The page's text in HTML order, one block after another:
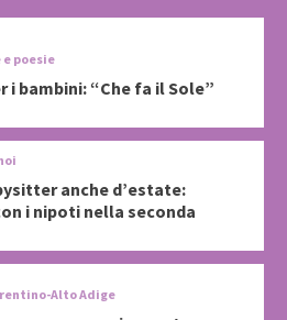
poesie
i bambini: “Che fa il Sole”
anche d’estate:
i nipoti nella seconda
Alto Adige